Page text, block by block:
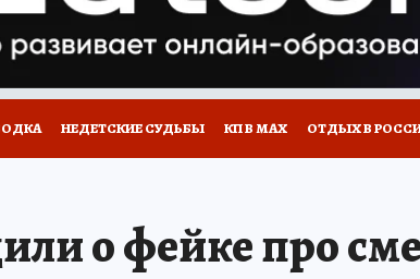
НЕДЕТСКИЕ СУДЬБЫ КП В МАХ ОТДЫХ В
о фейке про